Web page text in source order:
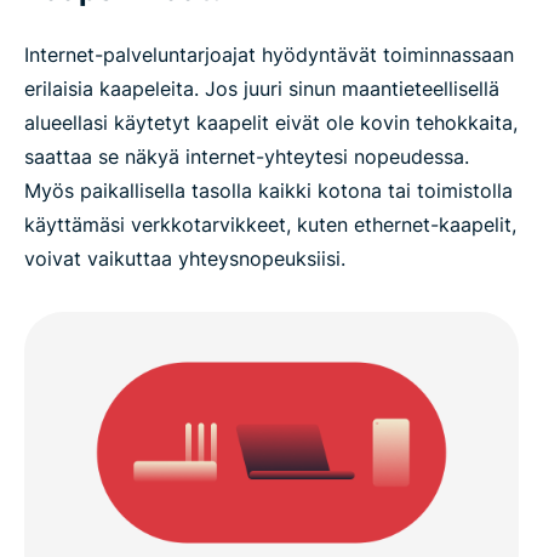
Internet-palveluntarjoajat hyödyntävät toiminnassaan
erilaisia kaapeleita. Jos juuri sinun maantieteellisellä
alueellasi käytetyt kaapelit eivät ole kovin tehokkaita,
saattaa se näkyä internet-yhteytesi nopeudessa.
Myös paikallisella tasolla kaikki kotona tai toimistolla
käyttämäsi verkkotarvikkeet, kuten ethernet-kaapelit,
voivat vaikuttaa yhteysnopeuksiisi.